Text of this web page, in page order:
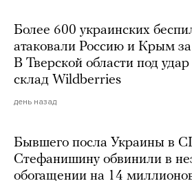
Более 600 украинских
атаковали Россию и Крым за
В Тверской области под
склад Wildberries
день назад
Бывшего посла Украины в
Стефанишину обвинили в
обогащении на 14